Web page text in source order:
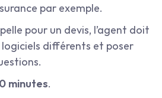
par exemple.
pour un devis, l’agent doit
différents et poser
minutes.